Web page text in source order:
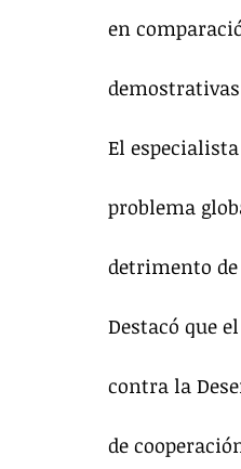
en
El
problema
detrimento
Destacó que
contra la
de